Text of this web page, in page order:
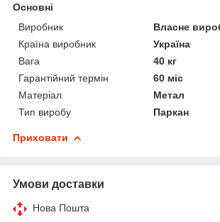
Основні
Виробник
Власне
Країна виробник
Україна
Вага
40 кг
Гарантійний термін
60 міс
Матеріал
Метал
Тип виробу
Паркан
Приховати
Умови доставки
Нова Пошта